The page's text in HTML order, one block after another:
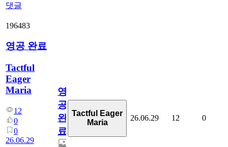
댓글
196483
영공 완료
Tactful
Eager
Maria
12
0
0
26.06.29
영
공
완
료
Tactful Eager
Maria
26.06.29 12 0